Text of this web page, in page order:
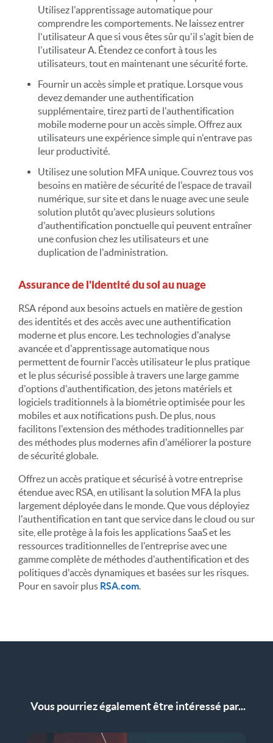
Utilisez l'apprentissage automatique pour
comprendre les comportements. Ne laissez entrer
l'utilisateur A que si vous êtes sûr qu'il s'agit bien de
l'utilisateur A. Étendez ce confort à tous les
utilisateurs, tout en maintenant une sécurité forte.
Fournir un accès simple et pratique. Lorsque vous
devez demander une authentification
supplémentaire, tirez parti de l'authentification
mobile moderne pour un accès simple. Offrez aux
utilisateurs une expérience simple qui n'entrave pas
leur productivité.
Utilisez une solution MFA unique. Couvrez tous vos
besoins en matière de sécurité de l'espace de travail
numérique, sur site et dans le nuage avec une seule
solution plutôt qu'avec plusieurs solutions
d'authentification ponctuelle qui peuvent entraîner
une confusion chez les utilisateurs et une
duplication de l'administration.
Assurance de l'identité du sol au nuage
RSA répond aux besoins actuels en matière de gestion
des identités et des accès avec une authentification
moderne et plus encore. Les technologies d'analyse
avancée et d'apprentissage automatique nous
permettent de fournir l'accès utilisateur le plus pratique
et le plus sécurisé possible à travers une large gamme
d'options d'authentification, des jetons matériels et
logiciels traditionnels à la biométrie optimisée pour les
mobiles et aux notifications push. De plus, nous
facilitons l'extension des méthodes traditionnelles par
des méthodes plus modernes afin d'améliorer la posture
de sécurité globale.
Offrez un accès pratique et sécurisé à votre entreprise
étendue avec RSA, en utilisant la solution MFA la plus
largement déployée dans le monde. Que vous déployiez
l'authentification en tant que service dans le cloud ou sur
site, elle protège à la fois les applications SaaS et les
ressources traditionnelles de l'entreprise avec une
gamme complète de méthodes d'authentification et des
politiques d'accès dynamiques et basées sur les risques.
Pour en savoir plus RSA.com.
Vous pourriez également être intéressé par...